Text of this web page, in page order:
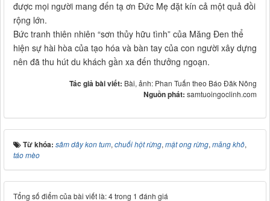
được mọi người mang đến tạ ơn Đức Mẹ đặt kín cả một quả đồi
rộng lớn.
Bức tranh thiên nhiên “sơn thủy hữu tình” của Măng Đen thể
hiện sự hài hòa của tạo hóa và bàn tay của con người xây dựng
nên đã thu hút du khách gần xa đến thưởng ngoạn.
Tác giả bài viết: Bài, ảnh: Phan Tuấn theo Báo Đăk Nông
Nguồn phát: samtuoingoclinh.com
Từ khóa: sâm dây kon tum, chuối hột rừng, mật ong rừng, măng khô,
táo mèo
Tổng số điểm của bài viết là: 4 trong 1 đánh giá